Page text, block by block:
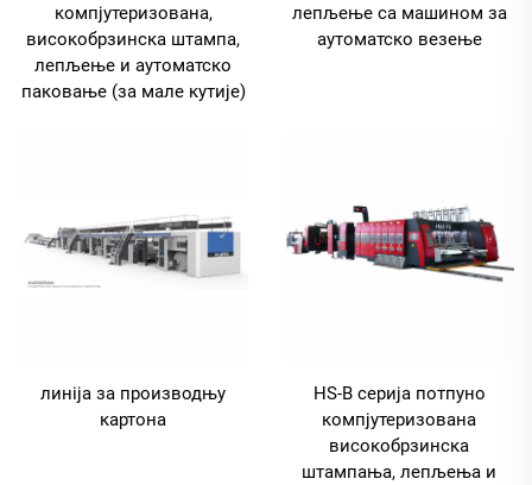
компјутеризована,
високобрзинска штампа,
лепљење и аутоматско
паковање (за мале кутије)
лепљење са машином за
аутоматско везење
линiја за производњу
картона
HS-B серија потпуно
компјутеризована
високобрзинска
штампања, лепљења и